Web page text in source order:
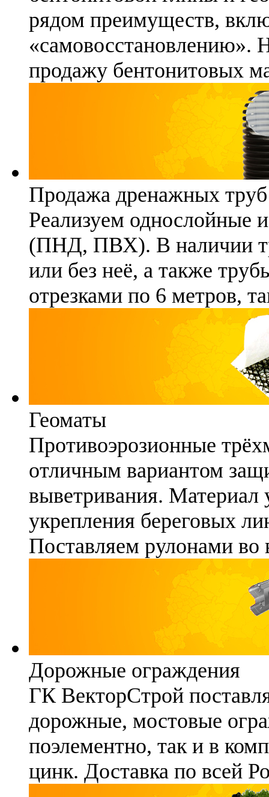
рядом преимуществ,
«самовосстановлению».
продажу бентонитовых
Продажа дренажных труб
Реализуем однослойные
(ПНД, ПВХ). В наличии
или без неё, а также
отрезками по 6 метров,
Геоматы
Противоэрозионные
отличным вариантом
выветривания. Материал
укрепления береговых
Поставляем рулонами
Дорожные ограждения
ГК ВекторСтрой
дорожные, мостовые
поэлементно, так и в
цинк. Доставка по всей